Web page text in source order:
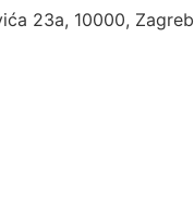
23a, 10000, Zagreb